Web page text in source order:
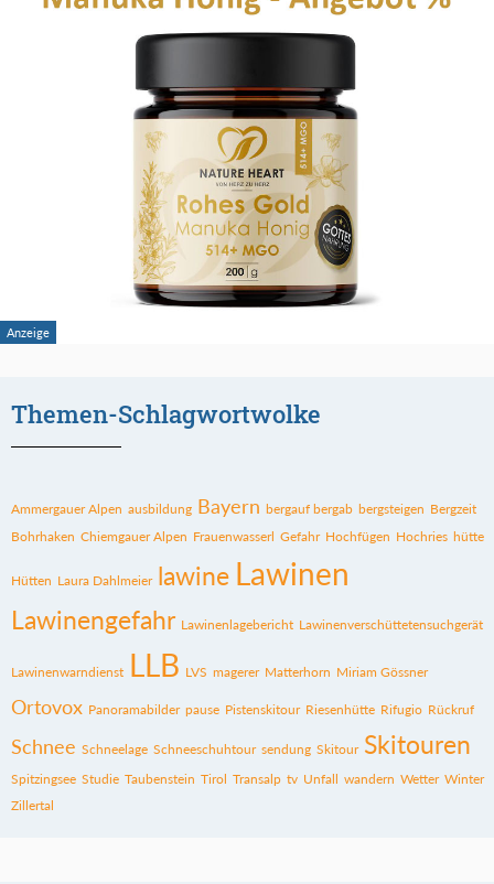
Themen-Schlagwortwolke
Ammergauer Alpen ausbildung Bayern bergauf bergab bergsteigen Bergzeit
Bohrhaken Chiemgauer Alpen Frauenwasserl Gefahr Hochfügen Hochries hütte
Hütten Laura Dahlmeier lawine Lawinen
Lawinengefahr Lawinenlagebericht Lawinenverschüttetensuchgerät
Lawinenwarndienst LLB LVS magerer Matterhorn Miriam Gössner
Ortovox Panoramabilder pause Pistenskitour Riesenhütte Rifugio Rückruf
Schnee Schneelage Schneeschuhtour sendung Skitour Skitouren
Spitzingsee Studie Taubenstein Tirol Transalp tv Unfall wandern Wetter Winter
Zillertal